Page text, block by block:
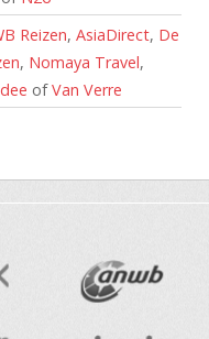
Reizen, AsiaDirect, De
, Nomaya Travel,
ofVan Verre